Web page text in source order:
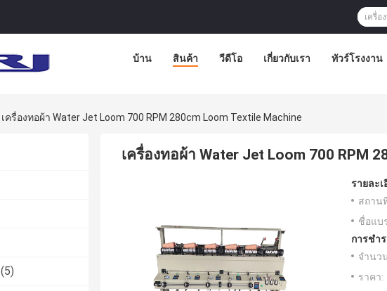
บ้าน สินค้า วีดีโอ เกี่ยวกับเรา ทัวร์โรงงาน
เครื่องทอผ้า Water Jet Loom 700 RPM 280cm Loom Textile Machine
(5)
เครื่องทอผ้า Water Jet Loom 700 RPM
รายละ
สถาน
ชื่อแบ
การชำร
จำนว
ราคา: